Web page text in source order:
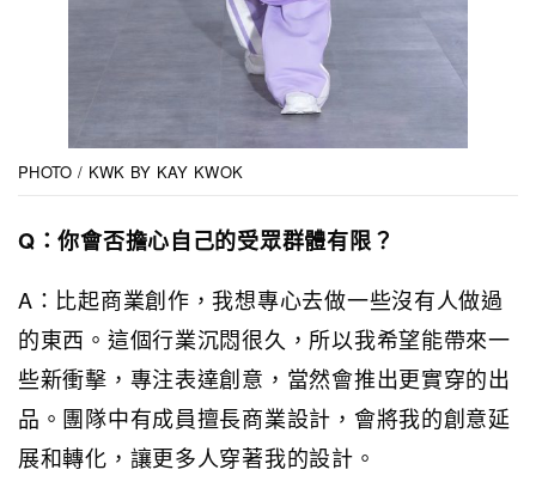
PHOTO / KWK BY KAY KWOK
Q：你會否擔心自己的受眾群體有限？
A：比起商業創作，我想專心去做一些沒有人做過
的東西。這個行業沉悶很久，所以我希望能帶來一
些新衝擊，專注表達創意，當然會推出更實穿的出
品。團隊中有成員擅長商業設計，會將我的創意延
展和轉化，讓更多人穿著我的設計。